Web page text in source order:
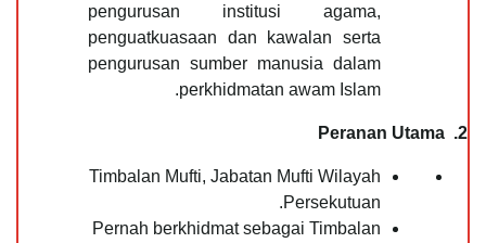
pengurusan institusi agama,
penguatkuasaan dan kawalan serta
pengurusan sumber manusia dalam
perkhidmatan awam Islam.
2. Peranan Utama
Timbalan Mufti, Jabatan Mufti Wilayah
Persekutuan.
Pernah berkhidmat sebagai Timbalan